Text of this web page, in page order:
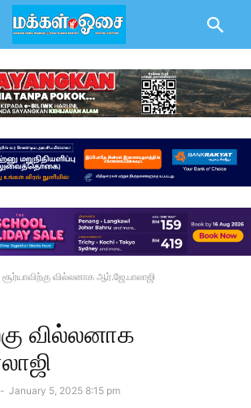
சூர்யாவிற்கு வில்லனாக ஆர்.ஜே.பாலாஜி
வில்லனாக
- January 5, 2025 8:15 pm